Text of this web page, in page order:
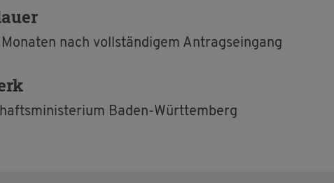
nach voll­stän­di­gem An­trags­ein­gang
Baden-Würt­tem­berg